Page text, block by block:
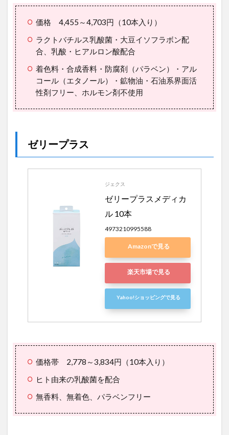
価格 4,455～4,703円（10本入り）
ラクトバチルス乳酸菌・大豆イソフラボン配
合、乳酸・ヒアルロン酸配合
着色料・合成香料・防腐剤（パラベン）・アル
コール（エタノール）・鉱物油・石油系界面活
性剤フリー、ホルモン剤不使用
ゼリープラス
ジェクス
ゼリープラスメディカ
ル 10本
4973210995588
Amazonで見る
楽天市場で見る
Yahoo!ショッピングで見る
価格帯 2,778～3,834円（10本入り）
ヒト由来の乳酸菌を配合
無香料、無着色、パラベンフリー